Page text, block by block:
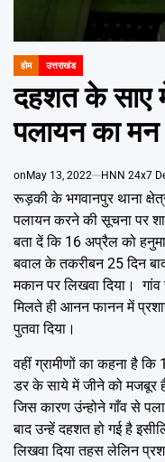
POSTED
होम उत्तराखंड
दहशत के साए में
पलायन का मन
onMay 13, 2022 HNN 24x7
रूड़की के भगवानपुर थाना
पलायन करने की सूचना पर
बता दें कि 16 अप्रैल को
बवाल के तकरीबन 25 दिन
मकान पर लिखवा दिया।
मिलते ही आनन फानन में
पुतवा दिया।
वहीं ग्रामीणों का कहना है
डर के साये में जीने को मजबूर
जिस कारण उंन्होने गाँव से
बाद उन्हें दहशत हो गई है
लिखवा दिया तहस लेलिन